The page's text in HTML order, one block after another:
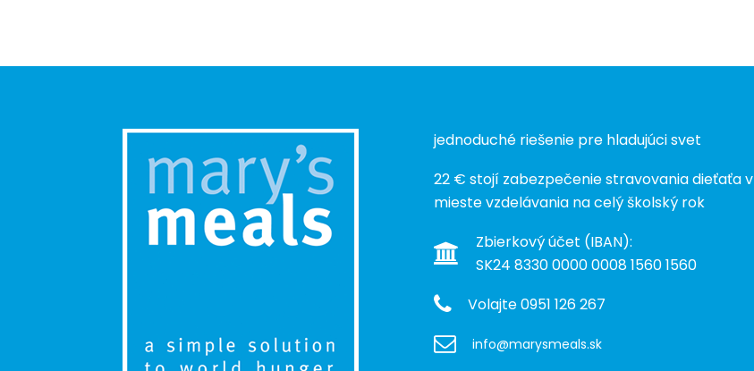
jednoduché riešenie pre hladujúci svet
22 € stojí zabezpečenie stravovania dieťaťa v
mieste vzdelávania na celý školský rok
Zbierkový účet (IBAN):
SK24 8330 0000 0008 1560 1560
Volajte 0951 126 267
info@marysmeals.sk